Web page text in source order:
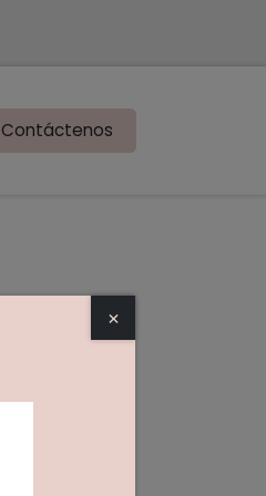
Contáctenos
×